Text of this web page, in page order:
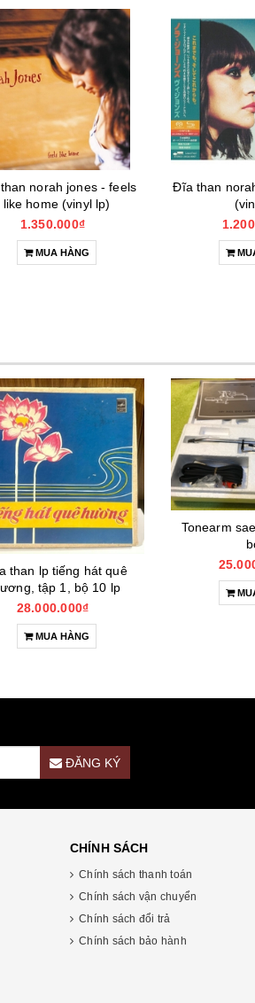
norah jones - feels
like home (vinyl lp)
1.350.000₫
MUA HÀNG
Đĩa than
than lp tiếng hát quê
tập 1, bộ 10 lp
28.000.000₫
MUA HÀNG
Tonearm
ĐĂNG KÝ
CHÍNH SÁCH
Chính sách thanh toán
Chính sách vận chuyển
Chính sách đổi trả
Chính sách bảo hành